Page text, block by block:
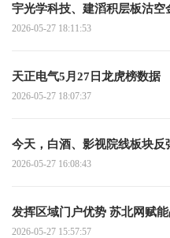
宇光学科技、建滔积层板沽空
2026-05-27 18:11:53
天正电气5月27日龙虎榜数据
2026-05-27 18:07:37
今天，白酒、影视院线板块反
2026-05-27 16:08:43
发挥区域门户优势 苏北网赋
2026-05-27 15:57:57